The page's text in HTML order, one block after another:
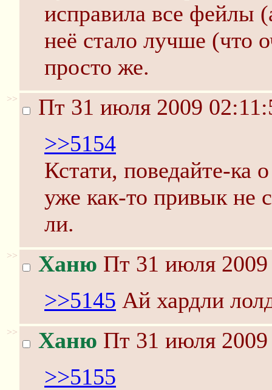
исправила все фейлы
неё стало лучше (что
просто же.
>>
Пт 31 июля 2009
>>5154
Кстати, поведайте-ка
уже как-то привык не
ли.
>> Ханю Пт 31 июля
>>5145 Ай хардли
>> Ханю Пт 31 июля
>>5155